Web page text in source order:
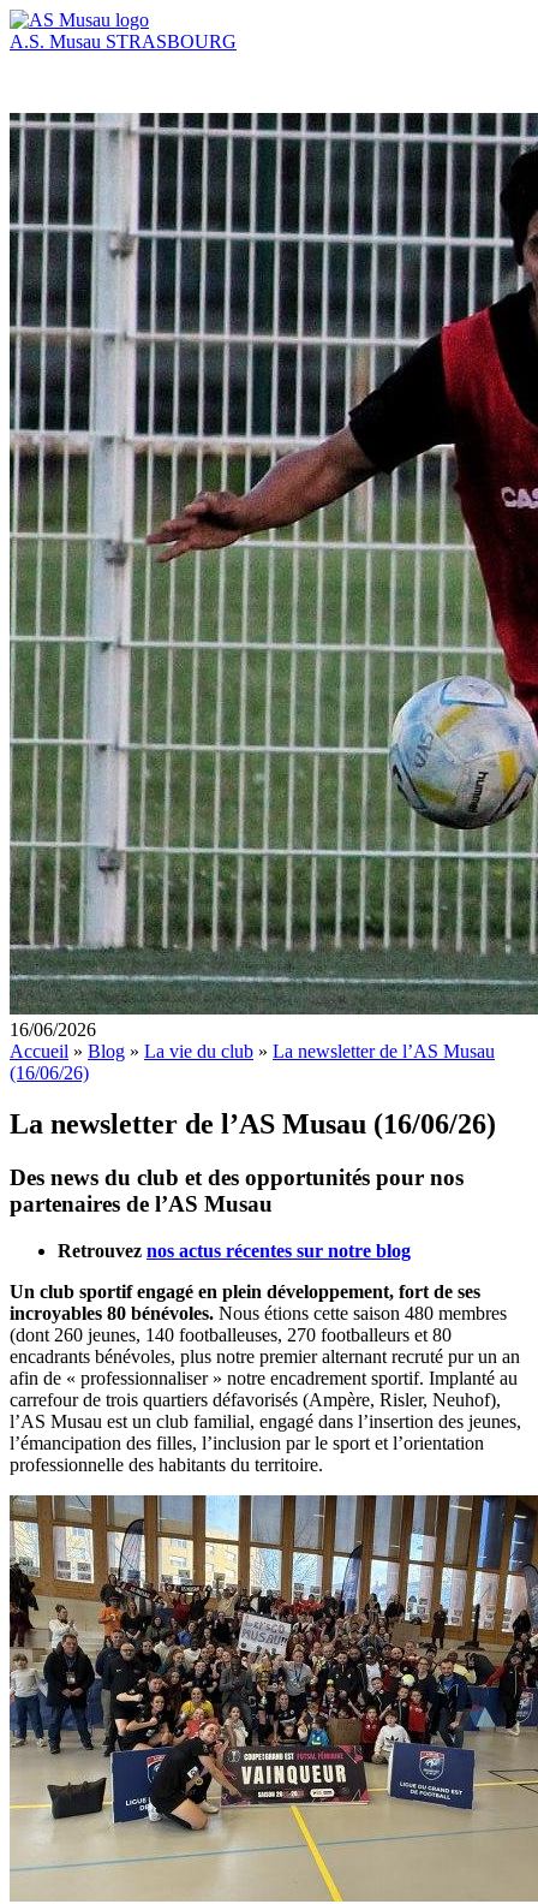
A.S. Musau STRASBOURG
16/06/2026
Accueil » Blog » La vie du club » La newsletter de l’AS Musau
(16/06/26)
La newsletter de l’AS Musau (16/06/26)
Des news du club et des opportunités pour nos
partenaires de l’AS Musau
Retrouvez nos actus récentes sur notre blog
Un club sportif engagé en plein développement, fort de ses
incroyables 80 bénévoles. Nous étions cette saison 480 membres
(dont 260 jeunes, 140 footballeuses, 270 footballeurs et 80
encadrants bénévoles, plus notre premier alternant recruté pur un an
afin de « professionnaliser » notre encadrement sportif. Implanté au
carrefour de trois quartiers défavorisés (Ampère, Risler, Neuhof),
l’AS Musau est un club familial, engagé dans l’insertion des jeunes,
l’émancipation des filles, l’inclusion par le sport et l’orientation
professionnelle des habitants du territoire.